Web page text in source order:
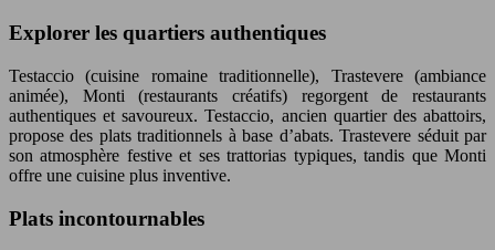
Explorer les quartiers authentiques
Testaccio (cuisine romaine traditionnelle), Trastevere (ambiance
animée), Monti (restaurants créatifs) regorgent de restaurants
authentiques et savoureux. Testaccio, ancien quartier des abattoirs,
propose des plats traditionnels à base d’abats. Trastevere séduit par
son atmosphère festive et ses trattorias typiques, tandis que Monti
offre une cuisine plus inventive.
Plats incontournables